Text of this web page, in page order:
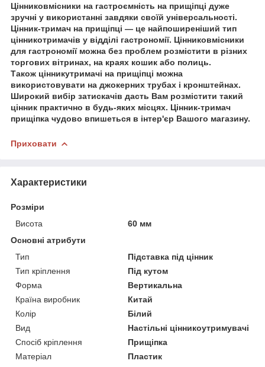
Цінниковмісники на гастроємність на прищіпці дуже
зручні у використанні завдяки своїй універсальності.
Цінник-тримач на прищіпці — це найпоширеніший тип
цінникотримачів у відділі гастрономії. Цінниковмісники
для гастрономії можна без проблем розмістити в різних
торгових вітринах, на краях кошик або полиць.
Також цінникутримачі на прищіпці можна
використовувати на джокерних трубах і кронштейнах.
Широкий вибір затискачів дасть Вам розмістити такий
цінник практично в будь-яких місцях. Цінник-тримач
прищіпка чудово впишеться в інтер'єр Вашого магазину.
Приховати
Характеристики
Розміри
Висота
60 мм
Основні атрибути
Тип
Підставка під цінник
Тип кріплення
Під кутом
Форма
Вертикальна
Країна виробник
Китай
Колір
Білий
Вид
Настільні цінникоутримувачі
Спосіб кріплення
Прищіпка
Матеріал
Пластик